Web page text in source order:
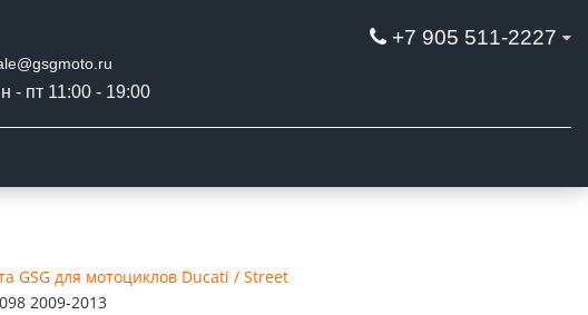
+7 905 511-2227
- пт 11:00 - 19:00
GSG для мотоциклов Ducati / Street
2009-2013